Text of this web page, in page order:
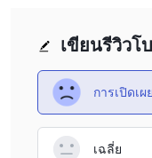
การงัด
อัตราเลเวอเรจที่นำเสนอ
ซึ่งหมายความว่า
จะจัดหาเงินทุนที่เหลืออยู่
ผู้ค้า แต่ยังเพิ่มความเสี่ย
เขียนรีวิวโ
การเปิดเผย
เฉลี่ย